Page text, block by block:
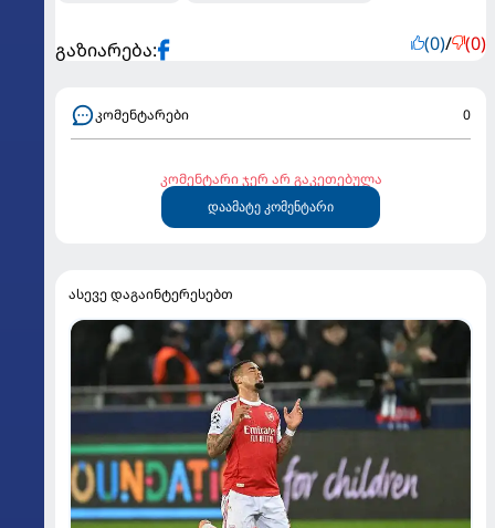
გაზიარება: (0)/ (0)
კომენტარები 0
კომენტარი ჯერ არ გაკეთებულა
დაამატე კომენტარი
ასევე დაგაინტერესებთ